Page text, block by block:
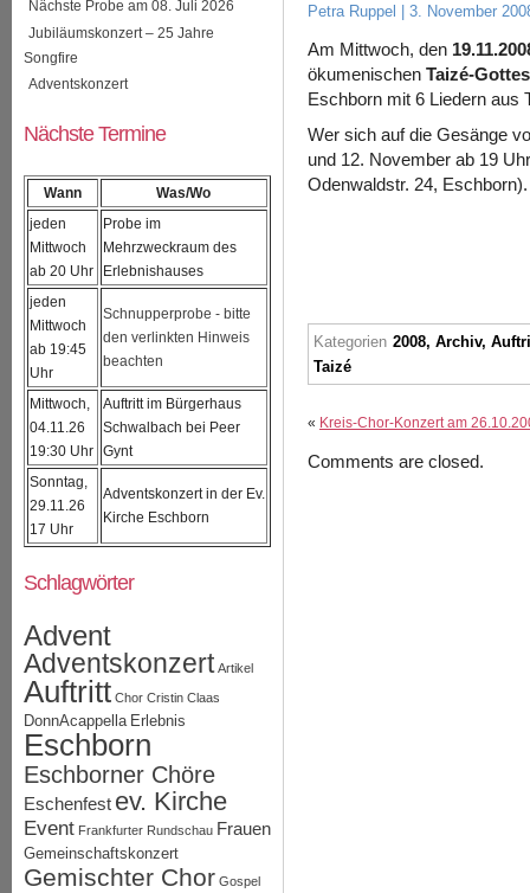
Petra Ruppel | 3. November
Am Mittwoch, den
ökumenischen Taizé-
Eschborn mit 6 Liedern aus
Wer sich auf die Gesänge
und 12. November ab 19
Odenwaldstr. 24, Eschborn).
Kategorien 2008,Archiv,
Taizé
« Kreis-Chor-Konzert am
Comments are closed.
Nächste Probe am 08. Juli 2026
Jubiläumskonzert – 25 Jahre
Songfire
Adventskonzert
Nächste Termine
Wann
Was/Wo
jeden
Mittwoch
ab 20 Uhr
Probe im
Mehrzweckraum des
Erlebnishauses
jeden
Mittwoch
ab 19:45
Uhr
Schnupperprobe - bitte
den verlinkten Hinweis
beachten
Mittwoch,
04.11.26
19:30 Uhr
Auftritt im Bürgerhaus
Schwalbach bei Peer
Gynt
Sonntag,
29.11.26
17 Uhr
Adventskonzert in der Ev.
Kirche Eschborn
Schlagwörter
Advent
Adventskonzert Artikel
Auftritt Chor Cristin Claas
DonnAcappella Erlebnis
Eschborn
Eschborner Chöre
Eschenfest ev. Kirche
Event Frankfurter Rundschau Frauen
Gemeinschaftskonzert
Gemischter Chor Gospel